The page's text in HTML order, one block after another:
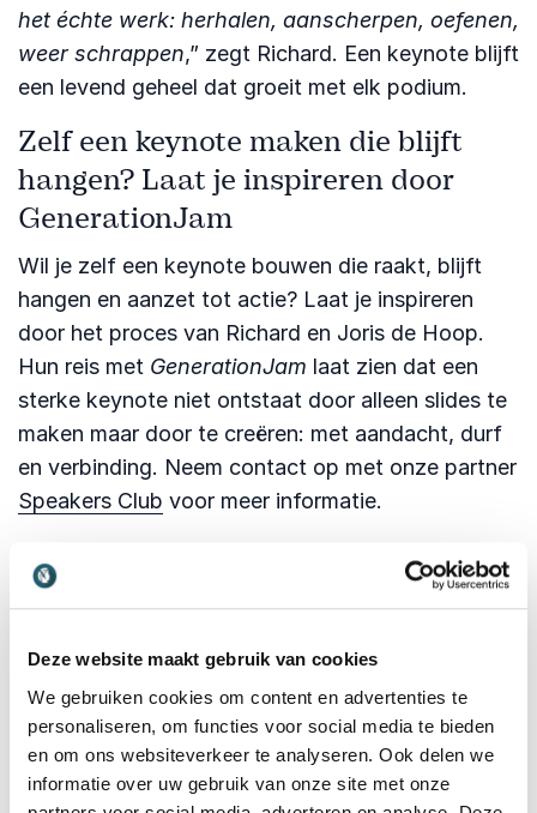
Deze website maakt gebruik van cookies
We gebruiken cookies om content en advertenties te
personaliseren, om functies voor social media te bieden
en om ons websiteverkeer te analyseren. Ook delen we
informatie over uw gebruik van onze site met onze
het échte werk: herhalen, aanscherpen, oefenen,
weer schrappen,” zegt Richard. Een keynote blijft
een levend geheel dat groeit met elk podium.
Zelf een keynote maken die blijft
hangen? Laat je inspireren door
GenerationJam
Wil je zelf een keynote bouwen die raakt, blijft
hangen en aanzet tot actie? Laat je inspireren
door het proces van Richard en Joris de Hoop.
Hun reis met GenerationJam laat zien dat een
sterke keynote niet ontstaat door alleen slides te
maken maar door te creëren: met aandacht, durf
en verbinding. Neem contact op met onze partner
Speakers Club voor meer informatie.
Boek
van Richard
en Joris de Hoop bij Sprekersbureau
Op zoek naar een keynote die generaties met
elkaar verbindt, tot nadenken aanzet én energie
geeft?De Generatiejam van Richard en Joris de
Hoop is een unieke ervaring op het snijvlak van
leiderschap, samenwerking en